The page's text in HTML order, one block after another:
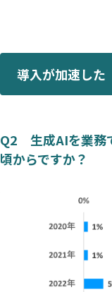
導入が加速した
Q2 生成AIを業務
頃からですか？